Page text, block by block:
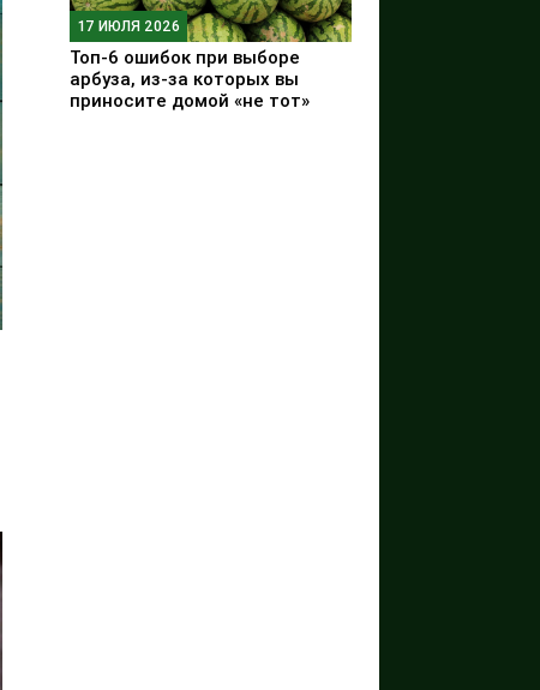
17 ИЮЛЯ 2026
Топ-6 ошибок при выборе
арбуза, из-за которых вы
приносите домой «не тот»